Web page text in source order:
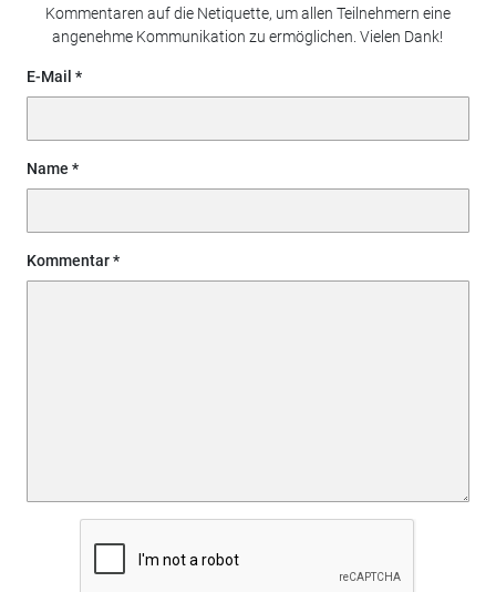
Kommentaren auf die Netiquette, um allen Teilnehmern eine
angenehme Kommunikation zu ermöglichen. Vielen Dank!
E-Mail
Name
Kommentar